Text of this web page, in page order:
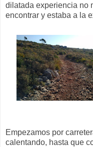
dilatada experiencia no
encontrar y estaba a la
Empezamos por
calentando, hasta que